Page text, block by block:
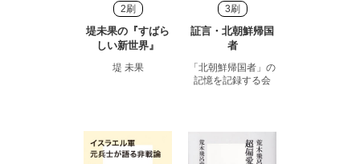
2刷
堤未果の『すばら
しい新世界』
堤 未果
3刷
証言・北朝鮮帰国
者
「北朝鮮帰国者」の
記憶を記録する会